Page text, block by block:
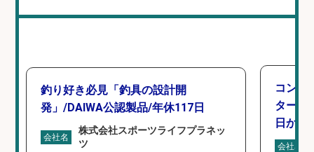
釣り好き必見「釣具の設計開
発」/DAIWA公認製品/年休117日
会社名
株式会社スポーツライフプラネッ
ツ
コンビ
タート
日から
会社名